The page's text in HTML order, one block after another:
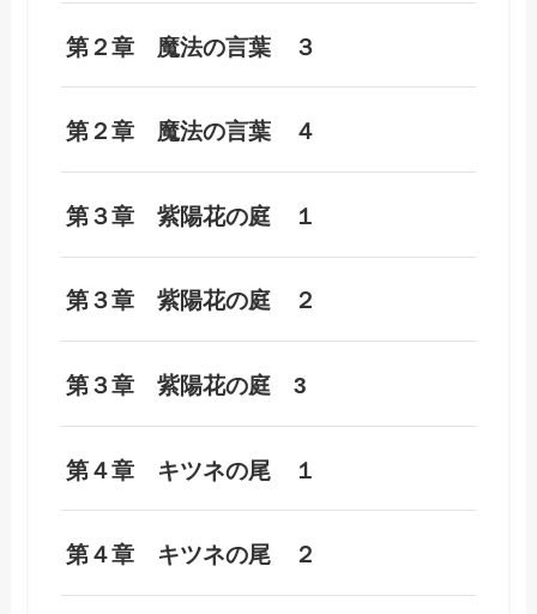
第２章 魔法の言葉 ３
第２章 魔法の言葉 ４
第３章 紫陽花の庭 １
第３章 紫陽花の庭 ２
第３章 紫陽花の庭 3
第４章 キツネの尾 １
第４章 キツネの尾 ２